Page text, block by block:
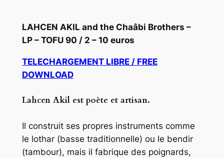
LAHCEN AKIL and the Chaâbi Brothers –
LP – TOFU 90 / 2 – 10 euros
TELECHARGEMENT LIBRE / FREE
DOWNLOAD
Lahcen Akil est poète et artisan.
Il construit ses propres instruments comme
le lothar (basse traditionnelle) ou le bendir
(tambour), mais il fabrique des poignards,